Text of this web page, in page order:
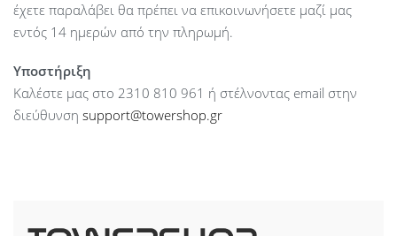
έχετε παραλάβει θα πρέπει να επικοινωνήσετε μαζί μας
εντός 14 ημερών από την πληρωμή.
Υποστήριξη
Καλέστε μας στο 2310 810 961 ή στέλνοντας email στην
διεύθυνση support@towershop.gr